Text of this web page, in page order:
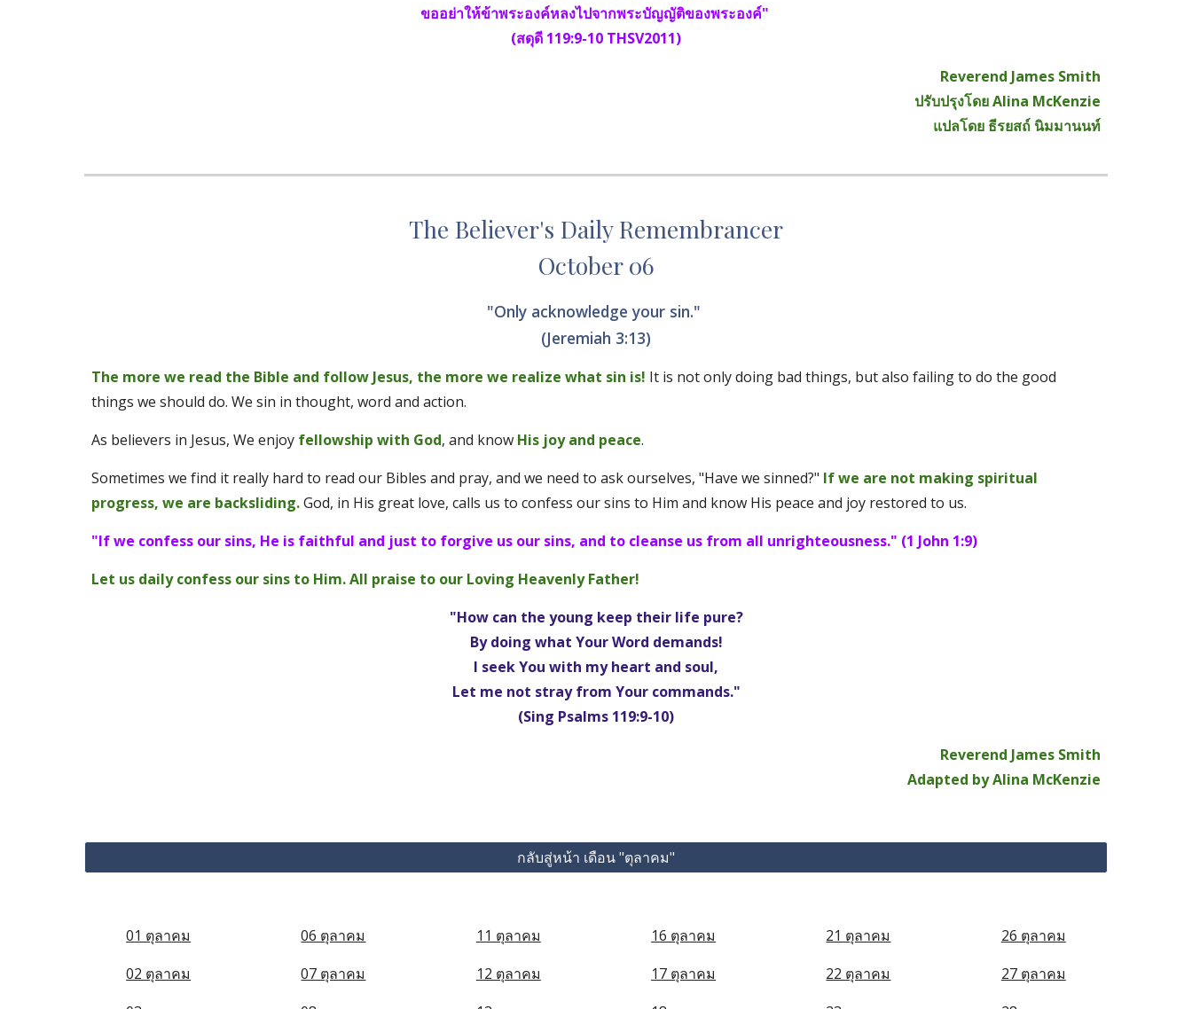
ขออย่าให้ข้าพระองค์หลงไปจากพระบัญญัติของพระองค์"
(สดุดี 119:9-10 THSV2011)
Reverend James Smith
ปรับปรุงโดย Alina McKenzie
แปลโดย ธีรยสถ์ นิมมานนท์
The Believer's Daily Remembrancer
October 06
"Only acknowledge your sin."
(Jeremiah 3:13)
The more we read the Bible and follow Jesus, the more we realize what sin is! It is not only doing bad things, but also failing to do the good
things we should do. We sin in thought, word and action.
As believers in Jesus, We enjoy fellowship with God, and know His joy and peace.
Sometimes we find it really hard to read our Bibles and pray, and we need to ask ourselves, "Have we sinned?" If we are not making spiritual
progress, we are backsliding. God, in His great love, calls us to confess our sins to Him and know His peace and joy restored to us.
"If we confess our sins, He is faithful and just to forgive us our sins, and to cleanse us from all unrighteousness." (1 John 1:9)
Let us daily confess our sins to Him. All praise to our Loving Heavenly Father!
"How can the young keep their life pure?
By doing what Your Word demands!
I seek You with my heart and soul,
Let me not stray from Your commands."
(Sing Psalms 119:9-10)
Reverend James Smith
Adapted by Alina McKenzie
กลับสู่หน้า เดือน "ตุลาคม"
01 ตุลาคม
02 ตุลาคม
06 ตุลาคม
07 ตุลาคม
11 ตุลาคม
12 ตุลาคม
16 ตุลาคม
17 ตุลาคม
21 ตุลาคม
22 ตุลาคม
26 ตุลาคม
27 ตุลาคม